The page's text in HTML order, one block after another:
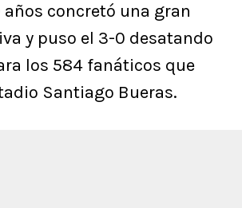
concretó una gran
y puso el 3-0 desatando
los 584 fanáticos que
Santiago Bueras.